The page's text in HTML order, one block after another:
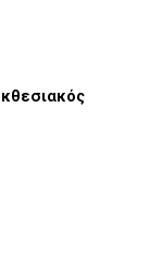
που
την αισθητική
τον Compact
λειτουργίες
ατμό,
που
γαστρονομικές